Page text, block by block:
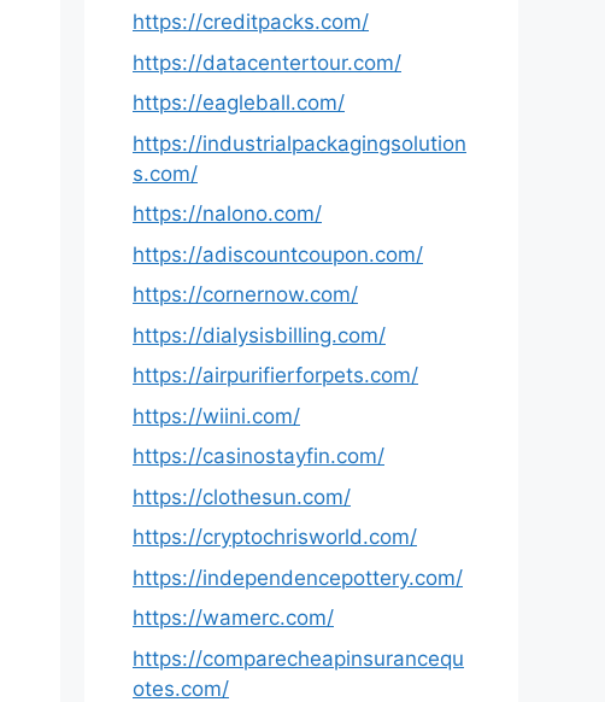
https://creditpacks.com/
https://datacentertour.com/
https://eagleball.com/
https://industrialpackagingsolution
s.com/
https://nalono.com/
https://adiscountcoupon.com/
https://cornernow.com/
https://dialysisbilling.com/
https://airpurifierforpets.com/
https://wiini.com/
https://casinostayfin.com/
https://clothesun.com/
https://cryptochrisworld.com/
https://independencepottery.com/
https://wamerc.com/
https://comparecheapinsurancequ
otes.com/